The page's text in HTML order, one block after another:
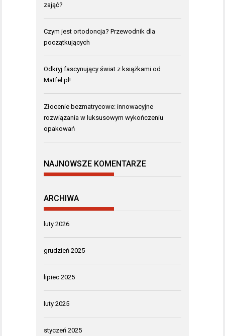
zająć?
Czym jest ortodoncja? Przewodnik dla
początkujących
Odkryj fascynujący świat z książkami od
Matfel.pl!
Złocenie bezmatrycowe: innowacyjne
rozwiązania w luksusowym wykończeniu
opakowań
NAJNOWSZE KOMENTARZE
ARCHIWA
luty 2026
grudzień 2025
lipiec 2025
luty 2025
styczeń 2025